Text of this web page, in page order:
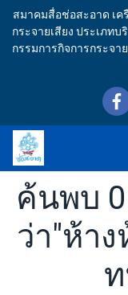
สมาคมสื่อช่อสะอาด เ
กระจายเสียง ประเภท
กรรมการกิจการกระจ
ค้นพบ
ว่า"ห้า